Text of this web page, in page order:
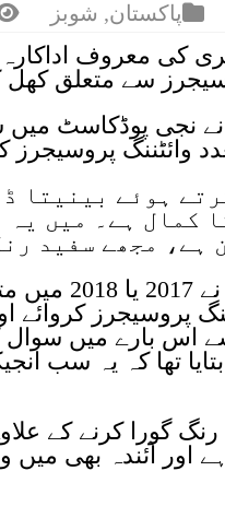
پاکستان, شوبز
کی معروف اداکارہ
سے متعلق کھل
نے نجی پوڈکاسٹ
وائٹننگ پروسیجرز
ہوئے بینیتا
کمال ہے۔ میں
ہے، مجھے سفید
ان کا
پروسیجرز کروائے
اس بارے میں سوال
بتایا تھا کہ یہ سب
رنگ گورا کرنے کے
اور آئندہ بھی